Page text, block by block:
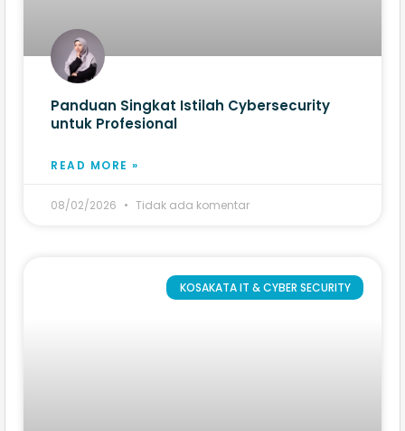
Panduan Singkat Istilah Cybersecurity
untuk Profesional
READ MORE »
08/02/2026 Tidak ada komentar
KOSAKATA IT & CYBER SECURITY